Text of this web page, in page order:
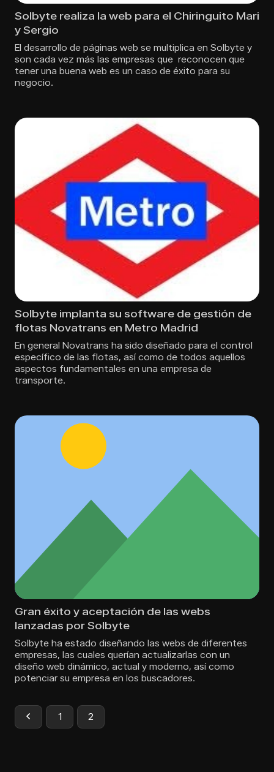
Solbyte realiza la web para el Chiringuito Mari
y Sergio
El desarrollo de páginas web se multiplica en Solbyte y
son cada vez más las empresas que reconocen que
tener una buena web es un caso de éxito para su
negocio.
Solbyte implanta su software de gestión de
flotas Novatrans en Metro Madrid
En general Novatrans ha sido diseñado para el control
especí­fico de las flotas, así­ como de todos aquellos
aspectos fundamentales en una empresa de
transporte.
Gran éxito y aceptación de las webs
lanzadas por Solbyte
Solbyte ha estado diseñando las webs de diferentes
empresas, las cuales querían actualizarlas con un
diseño web dinámico, actual y moderno, así como
potenciar su empresa en los buscadores.
1 2